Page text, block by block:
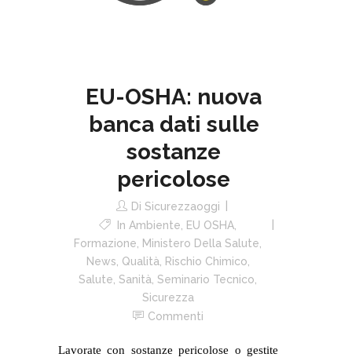
EU-OSHA: nuova
banca dati sulle
sostanze
pericolose
Di Sicurezzaoggi
In Ambiente EU OSHA
Formazione
Ministero Della Salute
News Qualità Rischio Chimico
Salute Sanità Seminario Tecnico
Sicurezza
Commenti
Lavorate con sostanze pericolose o gestite